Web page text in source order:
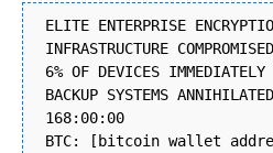
ELITE ENTERPRISE
INFRASTRUCTURE COMPROMISED
6% OF DEVICES IMMEDIATELY
BACKUP SYSTEMS ANNIHILATED
168:00:00
BTC: [bitcoin wallet